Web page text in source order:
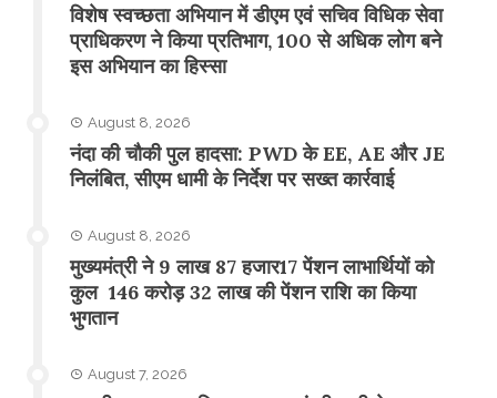
विशेष स्वच्छता अभियान में डीएम एवं सचिव विधिक सेवा
प्राधिकरण ने किया प्रतिभाग, 100 से अधिक लोग बने
इस अभियान का हिस्सा
August 8, 2026
नंदा की चौकी पुल हादसा: PWD के EE, AE और JE
निलंबित, सीएम धामी के निर्देश पर सख्त कार्रवाई
August 8, 2026
मुख्यमंत्री ने 9 लाख 87 हजार17 पेंशन लाभार्थियों को
कुल 146 करोड़ 32 लाख की पेंशन राशि का किया
भुगतान
August 7, 2026